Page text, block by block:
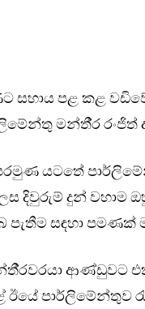
සහාය පළ කළ
මන්තී‍්‍ර රංජිත්
යටතේ
දිවුරුම් දුන්
සඳහා පමණක්
ආණ්ඩුවට
පාර්ලිමේන්තුව